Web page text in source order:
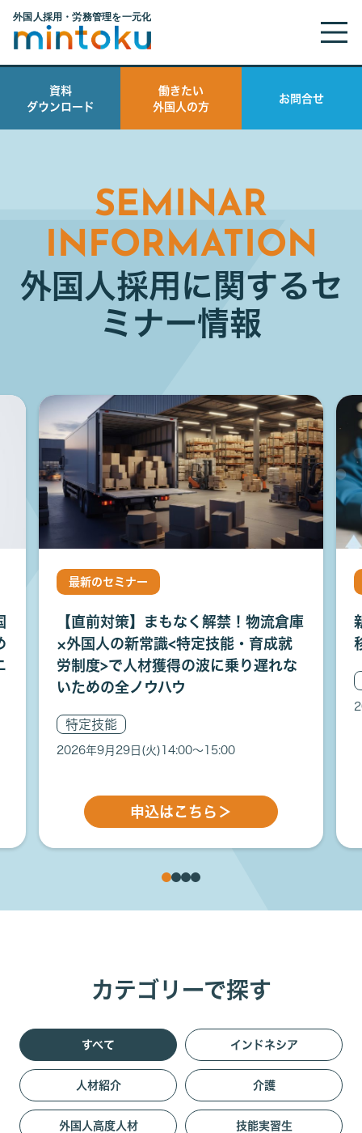
資料
ダウンロード
働きたい
外国人の方
お問合せ
SEMINAR
INFORMATION
外国人採用に関するセ
ミナー情報
最新のセミナー
【直前対策】まもなく解禁！物流倉庫
×外国人の新常識<特定技能・育成就
労制度>で人材獲得の波に乗り遅れな
いための全ノウハウ
特定技能
2026年9月29日(火) 14:00〜15:00
申込はこちら ＞
カテゴリーで探す
すべて インドネシア
人材紹介 介護
外国人高度人材 技能実習生